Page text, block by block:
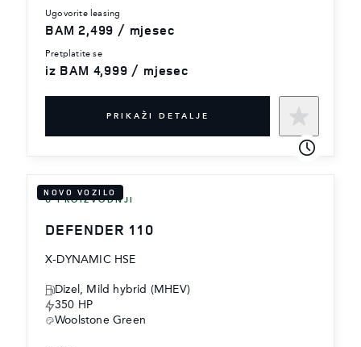
ugovorite leasing
BAM 2,499 / mjesec
pretplatite se
iz BAM 4,999 / mjesec
PRIKAŽI DETALJE
NOVO VOZILO
U PROIZVODNJI
DEFENDER 110
X-DYNAMIC HSE
Dizel, Mild hybrid (MHEV)
350 HP
Woolstone Green